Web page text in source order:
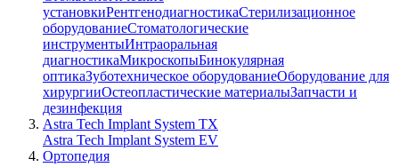
установкиРентгенодиагностикаСтерилизационное
оборудованиеСтоматологические
инструментыИнтраоральная
диагностикаМикроскопыБинокулярная
оптикаЗуботехническое оборудованиеОборудование для
хирургииОстеопластические материалыЗапчасти и
дезинфекция
Astra Tech Implant System TX
Astra Tech Implant System EV
Ортопедия